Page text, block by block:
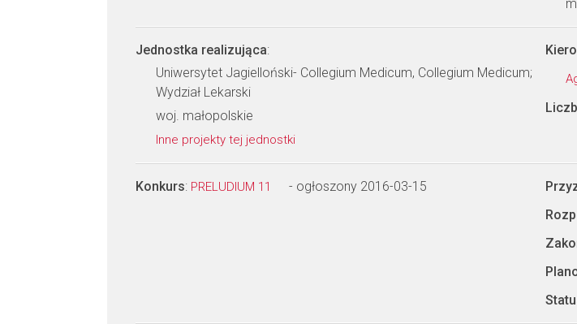
Jednostka realizująca:
Uniwersytet Jagielloński- Collegium Medicum, Collegium Medicum;
Wydział Lekarski
woj. małopolskie
Inne projekty tej jednostki
Konkurs: PRELUDIUM 11 - ogłoszony 2016-03-15